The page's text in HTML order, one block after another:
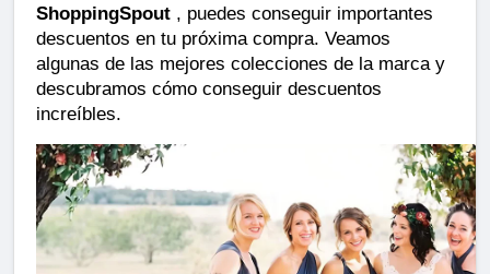
ShoppingSpout , puedes conseguir importantes
descuentos en tu próxima compra. Veamos
algunas de las mejores colecciones de la marca y
descubramos cómo conseguir descuentos
increíbles.